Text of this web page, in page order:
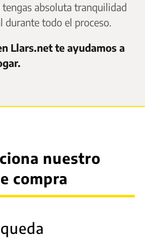
absoluta tranquilidad
durante todo el proceso.
Llars.net te ayudamos a
nuestro
compra